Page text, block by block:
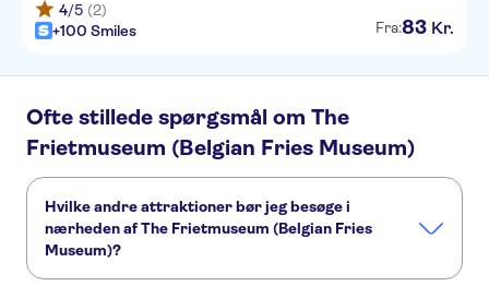
4/5 (2)
+100 Smiles
Fra:83 Kr.
Ofte stillede spørgsmål om The
Frietmuseum (Belgian Fries Museum)
Hvilke andre attraktioner bør jeg besøge i
nærheden af The Frietmuseum (Belgian Fries
Museum)?